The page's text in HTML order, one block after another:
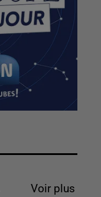
Voir plus